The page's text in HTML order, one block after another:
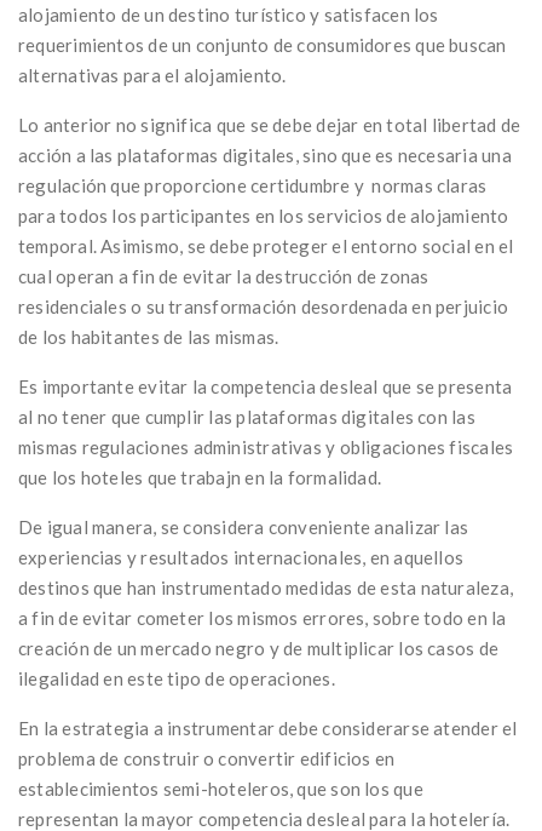
alojamiento de un destino turístico y satisfacen los
requerimientos de un conjunto de consumidores que buscan
alternativas para el alojamiento.
Lo anterior no significa que se debe dejar en total libertad de
acción a las plataformas digitales, sino que es necesaria una
regulación que proporcione certidumbre y normas claras
para todos los participantes en los servicios de alojamiento
temporal. Asimismo, se debe proteger el entorno social en el
cual operan a fin de evitar la destrucción de zonas
residenciales o su transformación desordenada en perjuicio
de los habitantes de las mismas.
Es importante evitar la competencia desleal que se presenta
al no tener que cumplir las plataformas digitales con las
mismas regulaciones administrativas y obligaciones fiscales
que los hoteles que trabajn en la formalidad.
De igual manera, se considera conveniente analizar las
experiencias y resultados internacionales, en aquellos
destinos que han instrumentado medidas de esta naturaleza,
a fin de evitar cometer los mismos errores, sobre todo en la
creación de un mercado negro y de multiplicar los casos de
ilegalidad en este tipo de operaciones.
En la estrategia a instrumentar debe considerarse atender el
problema de construir o convertir edificios en
establecimientos semi-hoteleros, que son los que
representan la mayor competencia desleal para la hotelería.